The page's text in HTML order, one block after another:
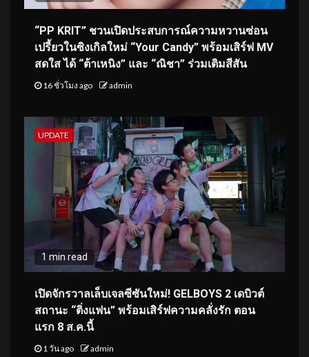
“PP KRIT” ชวนเปิดประสบการณ์ความหวานซ่อน
เปรี้ยวในซิงเกิลใหม่ “Your Candy” พร้อมเสิร์ฟ MV
สดใส ได้ “ต้าเหนิง” และ “ณิชา” ร่วมเติมสีสัน
16 ชั่วโมง ago admin
UPDATE
1 min read
เปิดจักรวาลเล็บเจลซีซันใหม่! GELBOYS 2 เดบิวต์
สถานะ “ติ่งแฟน” พร้อมเสิร์ฟความคลั่งรัก ตอน
แรก 8 ส.ค.นี้
1 วัน ago admin